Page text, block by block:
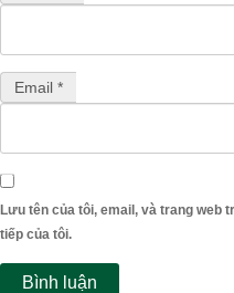
Email *
Lưu tên của tôi, email, và trang web
tiếp của tôi.